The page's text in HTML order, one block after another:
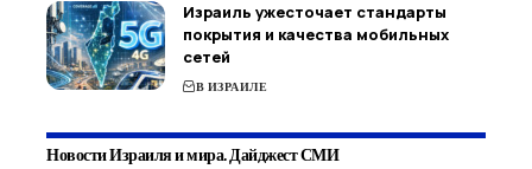
Израиль ужесточает стандарты
покрытия и качества мобильных
сетей
В ИЗРАИЛЕ
Новости Израиля и мира. Дайджест СМИ